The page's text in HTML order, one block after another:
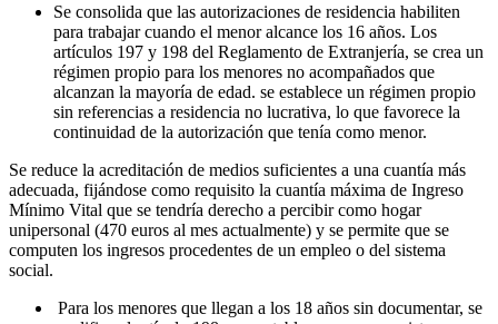
Se consolida que las autorizaciones de residencia habiliten
para trabajar cuando el menor alcance los 16 años. Los
artículos 197 y 198 del Reglamento de Extranjería, se crea un
régimen propio para los menores no acompañados que
alcanzan la mayoría de edad. se establece un régimen propio
sin referencias a residencia no lucrativa, lo que favorece la
continuidad de la autorización que tenía como menor.
Se reduce la acreditación de medios suficientes a una cuantía más
adecuada, fijándose como requisito la cuantía máxima de Ingreso
Mínimo Vital que se tendría derecho a percibir como hogar
unipersonal (470 euros al mes actualmente) y se permite que se
computen los ingresos procedentes de un empleo o del sistema
social.
Para los menores que llegan a los 18 años sin documentar, se